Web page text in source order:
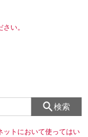
い。
検索
ットにおいて使ってはい